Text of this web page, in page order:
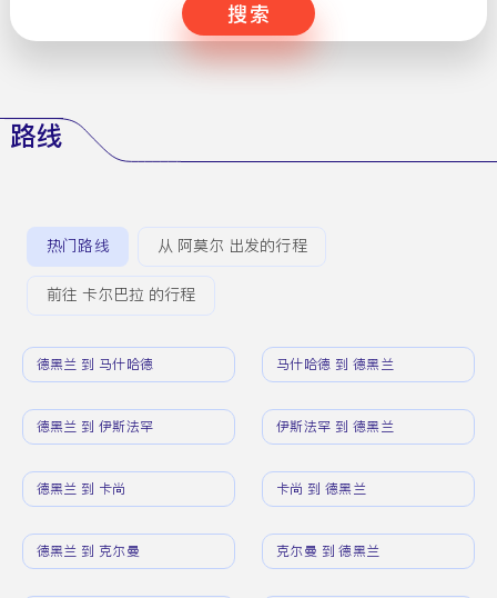
搜索
路线
热门路线 从 阿莫尔 出发的行程
前往 卡尔巴拉 的行程
德黑兰 到 马什哈德 马什哈德 到 德黑兰
德黑兰 到 伊斯法罕 伊斯法罕 到 德黑兰
德黑兰 到 卡尚 卡尚 到 德黑兰
德黑兰 到 克尔曼 克尔曼 到 德黑兰